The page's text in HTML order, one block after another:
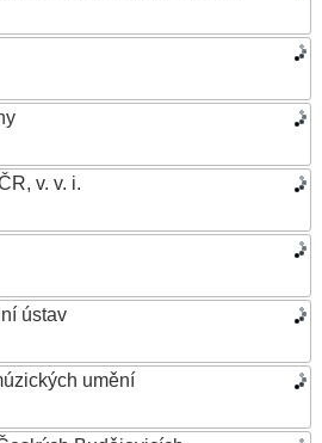
v. v. i.
ústav
umění